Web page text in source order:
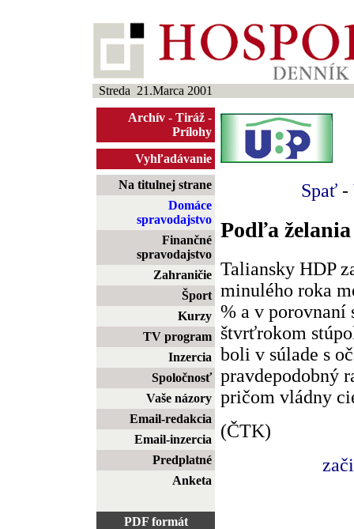
Streda 21.Marca 2001
Archív - Tiráž -
Prílohy
Vyhľadávanie
Na titulnej strane
Domáce
spravodajstvo
Finančné
spravodajstvo
Zahraničie
Šport
Kurzy
TV program
Inzercia
Spoločnosť
Vaše názory
Email-redakcia
Email-inzercia
Predplatné
Anketa
PDF formát
Spať -
Podľa želania
Taliansky HDP
minulého roka
% a v porovnaní
štvrťrokom
boli v súlade s
pravdepodobný
pričom vládny
(ČTK)